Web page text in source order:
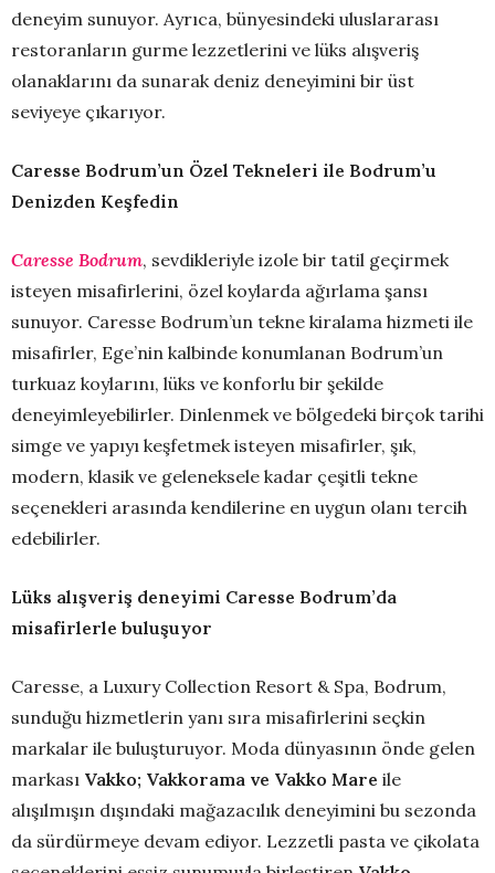
deneyim sunuyor. Ayrıca, bünyesindeki uluslararası
restoranların gurme lezzetlerini ve lüks alışveriş
olanaklarını da sunarak deniz deneyimini bir üst
seviyeye çıkarıyor.
Caresse Bodrum’un Özel Tekneleri ile Bodrum’u
Denizden Keşfedin
Caresse Bodrum, sevdikleriyle izole bir tatil geçirmek
isteyen misafirlerini, özel koylarda ağırlama şansı
sunuyor. Caresse Bodrum’un tekne kiralama hizmeti ile
misafirler, Ege’nin kalbinde konumlanan Bodrum’un
turkuaz koylarını, lüks ve konforlu bir şekilde
deneyimleyebilirler. Dinlenmek ve bölgedeki birçok tarihi
simge ve yapıyı keşfetmek isteyen misafirler, şık,
modern, klasik ve geleneksele kadar çeşitli tekne
seçenekleri arasında kendilerine en uygun olanı tercih
edebilirler.
Lüks alışveriş deneyimi Caresse Bodrum’da
misafirlerle buluşuyor
Caresse, a Luxury Collection Resort & Spa, Bodrum,
sunduğu hizmetlerin yanı sıra misafirlerini seçkin
markalar ile buluşturuyor. Moda dünyasının önde gelen
markası Vakko; Vakkorama ve Vakko Mare ile
alışılmışın dışındaki mağazacılık deneyimini bu sezonda
da sürdürmeye devam ediyor. Lezzetli pasta ve çikolata